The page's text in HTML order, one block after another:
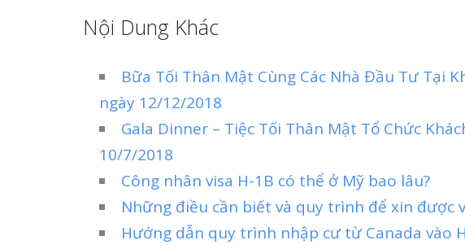
Nội Dung Khác
Bữa Tối Thân Mật Cùng Các Nhà Đầu Tư Tại
ngày 12/12/2018
Gala Dinner – Tiệc Tối Thân Mật Tổ Chức
10/7/2018
Công nhân visa H-1B có thể ở Mỹ bao lâu?
Những điều cần biết và quy trình để xin được
Hướng dẫn quy trình nhập cư từ Canada vào